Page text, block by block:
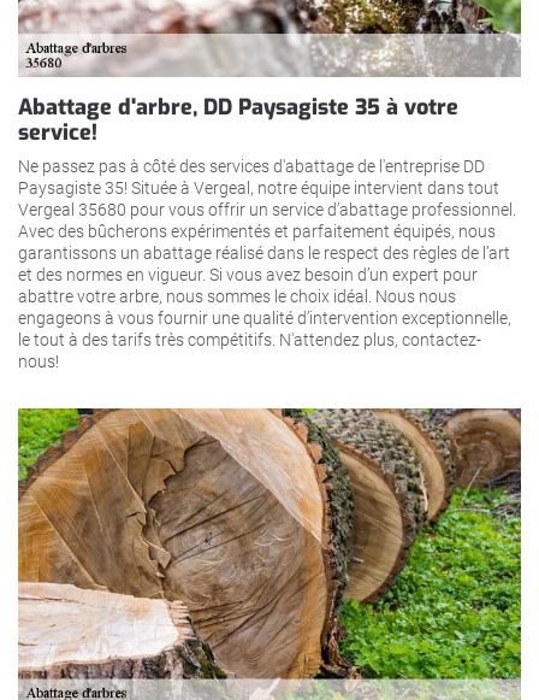
Abattage d'arbre, DD Paysagiste 35 à votre
service!
Ne passez pas à côté des services d'abattage de l'entreprise DD
Paysagiste 35! Située à Vergeal, notre équipe intervient dans tout
Vergeal 35680 pour vous offrir un service d’abattage professionnel.
Avec des bûcherons expérimentés et parfaitement équipés, nous
garantissons un abattage réalisé dans le respect des règles de l’art
et des normes en vigueur. Si vous avez besoin d’un expert pour
abattre votre arbre, nous sommes le choix idéal. Nous nous
engageons à vous fournir une qualité d’intervention exceptionnelle,
le tout à des tarifs très compétitifs. N'attendez plus, contactez-
nous!